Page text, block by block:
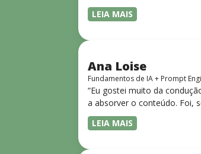
LEIA MAIS
Ana Loise
Fundamentos de IA + Prompt
“Eu gostei muito da
a absorver o conteúdo. Foi,
LEIA MAIS